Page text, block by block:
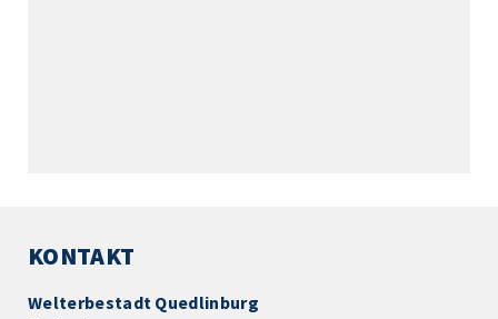
KONTAKT
Welterbestadt Quedlinburg